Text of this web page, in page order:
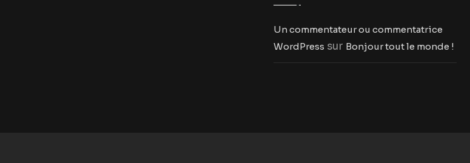
Un commentateur ou commentatrice
WordPress sur Bonjour tout le monde !